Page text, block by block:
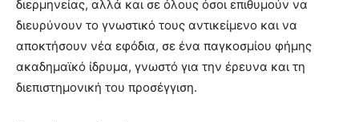
διερμηνείας, αλλά και σε όλους όσοι επιθυμούν να
διευρύνουν το γνωστικό τους αντικείμενο και να
αποκτήσουν νέα εφόδια, σε ένα παγκοσμίου φήμης
ακαδημαϊκό ίδρυμα, γνωστό για την έρευνα και τη
διεπιστημονική του προσέγγιση.